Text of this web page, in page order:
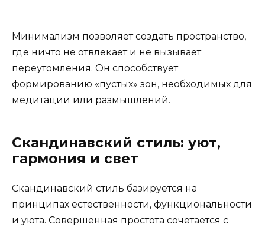
Минимализм позволяет создать пространство,
где ничто не отвлекает и не вызывает
переутомления. Он способствует
формированию «пустых» зон, необходимых для
медитации или размышлений.
Скандинавский стиль: уют,
гармония и свет
Скандинавский стиль базируется на
принципах естественности, функциональности
и уюта. Совершенная простота сочетается с